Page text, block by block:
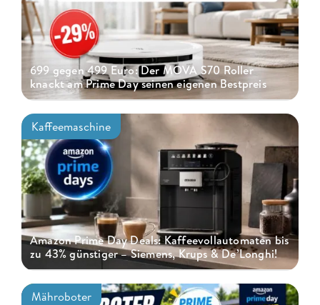
699 gegen 499 Euro: Der MOVA S70 Roller
knackt am Prime Day seinen eigenen Bestpreis
Kaffeemaschine
Amazon Prime Day Deals: Kaffeevollautomaten bis
zu 43% günstiger – Siemens, Krups & De’Longhi!
Mähroboter